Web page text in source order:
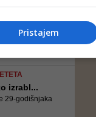
godine
izrabl...
29-godišnjaka
Pristajem